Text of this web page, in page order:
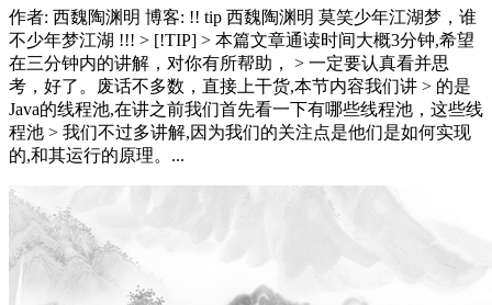
作者: 西魏陶渊明 博客: !! tip 西魏陶渊明 莫笑少年江湖梦，谁
不少年梦江湖 !!! > [!TIP] > 本篇文章通读时间大概3分钟,希望
在三分钟内的讲解，对你有所帮助， > 一定要认真看并思
考，好了。废话不多数，直接上干货,本节内容我们讲 > 的是
Java的线程池,在讲之前我们首先看一下有哪些线程池，这些线
程池 > 我们不过多讲解,因为我们的关注点是他们是如何实现
的,和其运行的原理。...